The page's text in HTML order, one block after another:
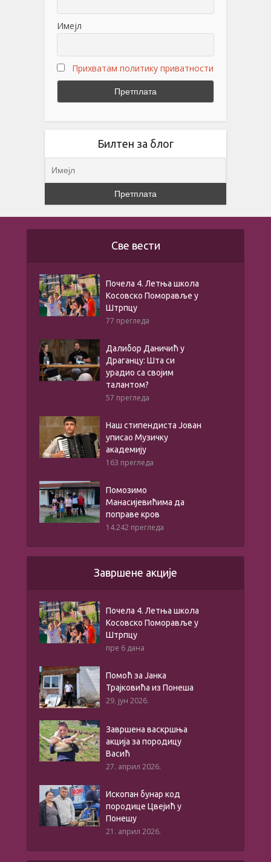
Имејл
Прихватам политику приватности
Билтен за блог
Све вести
Почела 4. Летња школа
Косовско Поморавље у
Штрпцу
77 прегледа
Далибор Даничић у
Драганцу: Шта си
урадио са својим
талантом?
57 прегледа
Наш стипендиста Јован
уписао Музичку
академију
163 прегледа
Помозимо
Манасијевићима да
поправе кров
14.242 прегледа
Завршене акције
Почела 4. Летња школа
Косовско Поморавље у
Штрпцу
пре 6 дана
Помоћ за Јанка
Трајковића из Понеша
29. јун 2026.
Завршена васкршња
акција за породицу
Васић
27. април 2026.
Ископан бунар код
породице Цвејић у
Понешу
21. април 2026.